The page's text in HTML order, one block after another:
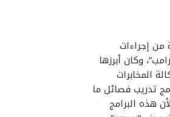
من إجراءات
وكان أبرزها
المخابرات
تدريب فصائل ما
هذه البرامج